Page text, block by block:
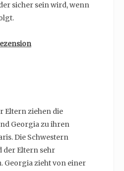
sicher sein wird, wenn
Eltern ziehen die
Georgia zu ihren
Die Schwestern
der Eltern sehr
Georgia zieht von einer